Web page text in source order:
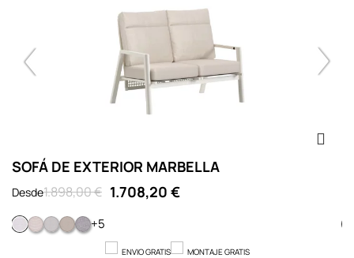
SOFÁ DE EXTERIOR MARBELLA
Desde1.898,00 € 1.708,20 €
701 BLANCO
702 MARFIL
703 SILVER
704 MARMOL
705 PIEDRA
+5
ENVIO GRATIS MONTAJE GRATIS